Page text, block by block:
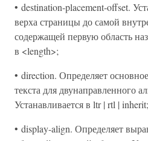
• destination-placement-offset.
верха страницы до самой
содержащей первую область
в <length>;
• direction. Определяет
текста для двунаправленного
Устанавливается в ltr | rtl | inherit;
• display-align. Определяет